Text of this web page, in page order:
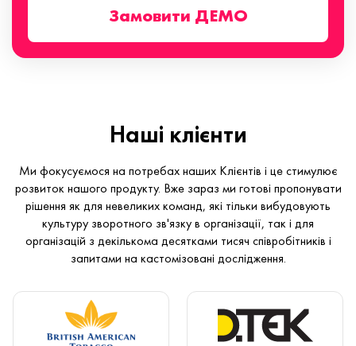
Замовити ДЕМО
Наші клієнти
Ми фокусуємося на потребах наших Клієнтів і це стимулює
розвиток нашого продукту. Вже зараз ми готові пропонувати
рішення як для невеликих команд, які тільки вибудовують
культуру зворотного зв'язку в організації, так і для
організацій з декількома десятками тисяч співробітників і
запитами на кастомізовані дослідження.